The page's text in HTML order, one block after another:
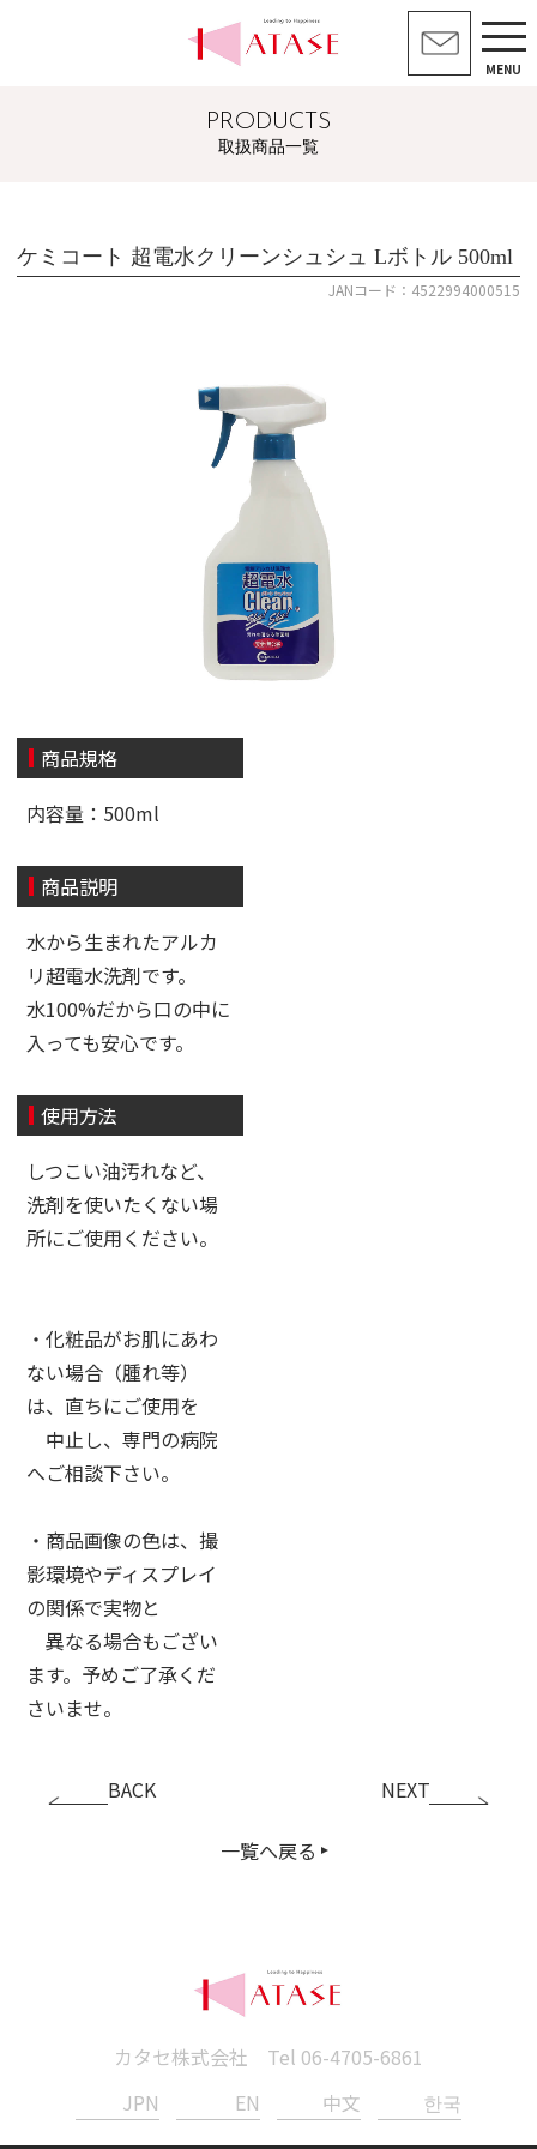
MENU
PRODUCTS
取扱商品一覧
ケミコート 超電水クリーンシュシュ Lボトル 500ml
JANコード：4522994000515
商品規格
内容量：500ml
商品説明
水から生まれたアルカ
リ超電水洗剤です。
水100%だから口の中に
入っても安心です。
使用方法
しつこい油汚れなど、
洗剤を使いたくない場
所にご使用ください。
・化粧品がお肌にあわ
ない場合（腫れ等）
は、直ちにご使用を
中止し、専門の病院
へご相談下さい。
・商品画像の色は、撮
影環境やディスプレイ
の関係で実物と
異なる場合もござい
ます。予めご了承くだ
さいませ。
BACK
一覧へ戻る
NEXT
カタセ株式会社 Tel 06-4705-6861
JPN
EN 中文 한국